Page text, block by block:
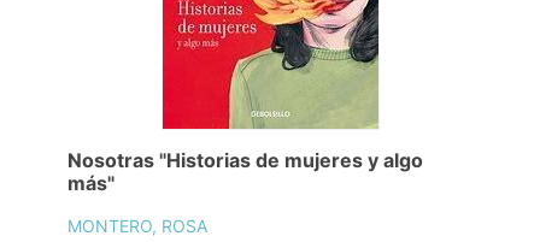
Nosotras "Historias de mujeres y algo
más"
MONTERO, ROSA